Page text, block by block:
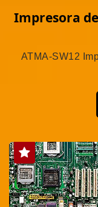
Impresora
ATMA-SW12